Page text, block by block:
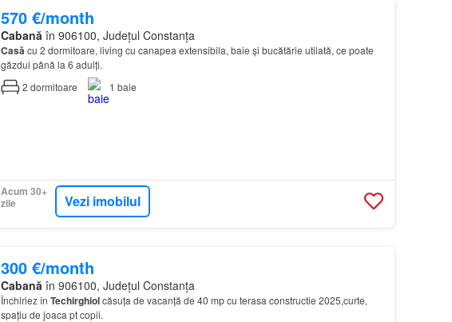
570 €/month
Cabană în 906100, Județul Constanța
Casăcu 2 dormitoare, living cu canapea extensibila, baie și bucătărie utilată, ce poate
găzdui până la 6 adulți.
2 dormitoare 1 baie
Acum 30+
zile
Vezi imobilul
300 €/month
Cabană în 906100, Județul Constanța
Închiriez în Techirghiolcăsuța de vacanță de 40 mp cu terasa constructie 2025,curte,
spațiu de joaca pt copii.